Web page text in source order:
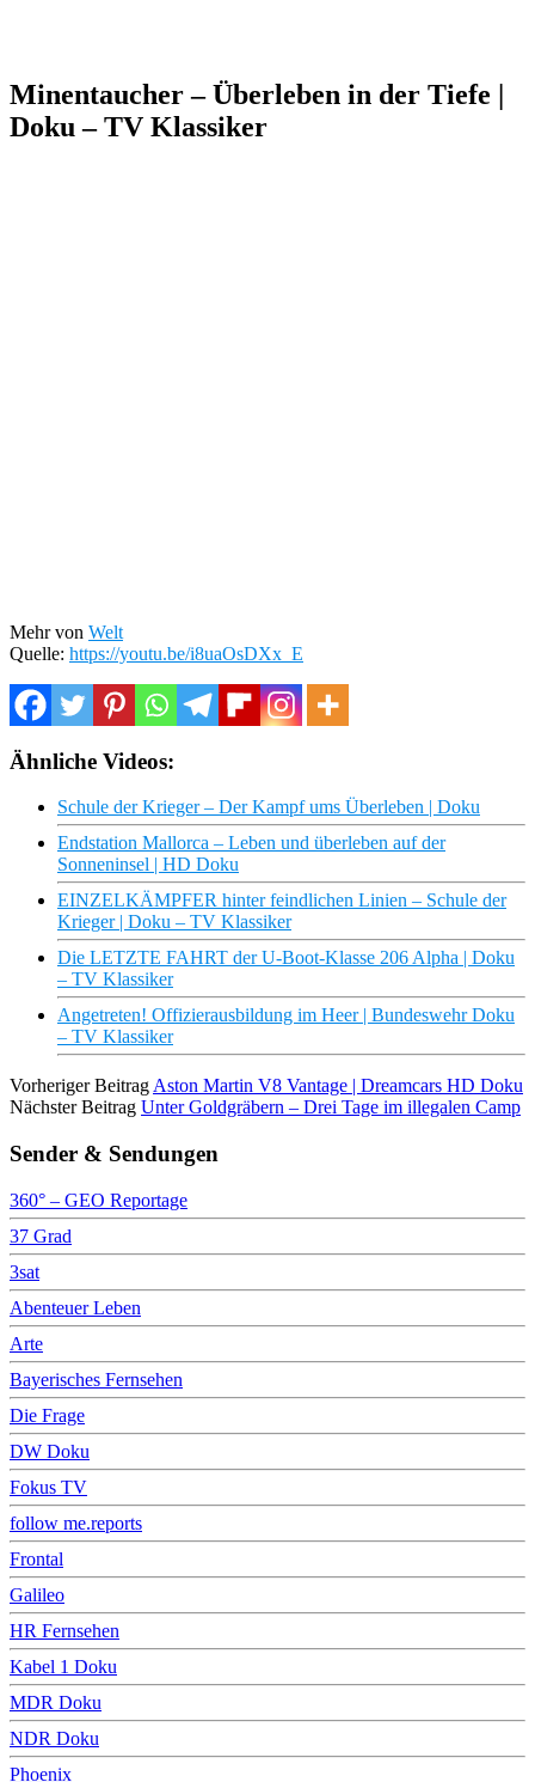
Minentaucher – Überleben in der Tiefe |
Doku – TV Klassiker
Mehr von Welt
Quelle: https://youtu.be/i8uaOsDXx_E
Ähnliche Videos:
Schule der Krieger – Der Kampf ums Überleben | Doku
Endstation Mallorca – Leben und überleben auf der
Sonneninsel | HD Doku
EINZELKÄMPFER hinter feindlichen Linien – Schule der
Krieger | Doku – TV Klassiker
Die LETZTE FAHRT der U-Boot-Klasse 206 Alpha | Doku
– TV Klassiker
Angetreten! Offizierausbildung im Heer | Bundeswehr Doku
– TV Klassiker
Vorheriger Beitrag Aston Martin V8 Vantage | Dreamcars HD Doku
Nächster Beitrag Unter Goldgräbern – Drei Tage im illegalen Camp
Sender & Sendungen
360° – GEO Reportage
37 Grad
3sat
Abenteuer Leben
Arte
Bayerisches Fernsehen
Die Frage
DW Doku
Fokus TV
follow me.reports
Frontal
Galileo
HR Fernsehen
Kabel 1 Doku
MDR Doku
NDR Doku
Phoenix